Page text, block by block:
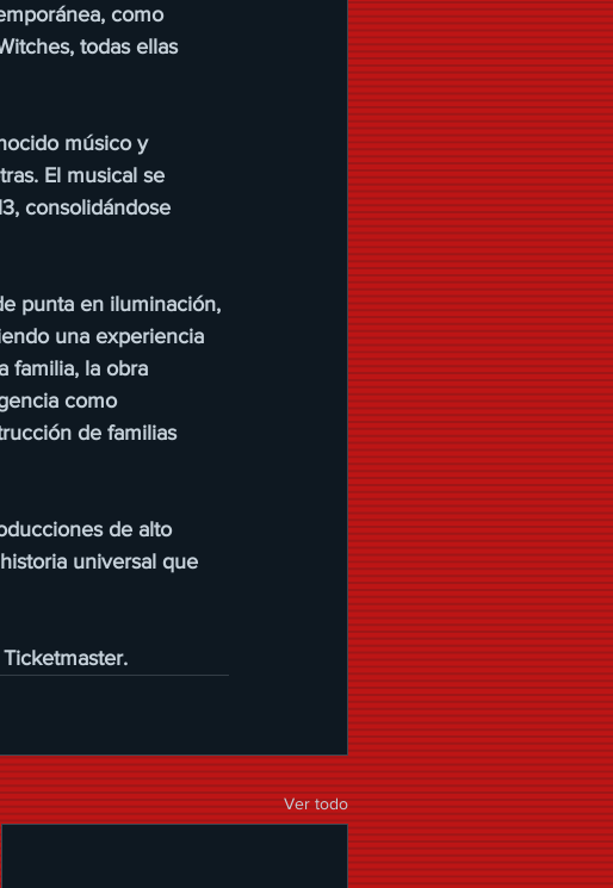
como
todas ellas
músico y
El musical se
consolidándose
punta en iluminación,
una experiencia
familia, la obra
como
de familias
de alto
universal que
Ver todo